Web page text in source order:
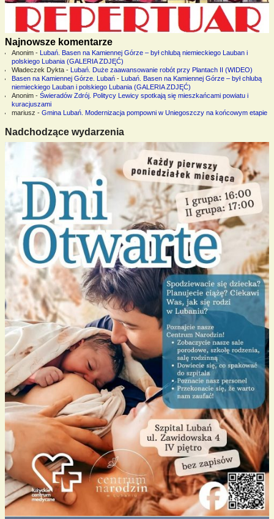
Najnowsze komentarze
Anonim-
Lubań. Basen na Kamiennej Górze – był chlubą niemieckiego Lauban i
polskiego Lubania (GALERIA ZDJĘĆ)
Władeczek Dykta-
Lubań. Duże zaawansowanie robót przy Plantach II (WIDEO)
Basen na Kamiennej Górze. Lubań-
Lubań. Basen na Kamiennej Górze – był chlubą
niemieckiego Lauban i polskiego Lubania (GALERIA ZDJĘĆ)
Anonim- Świeradów Zdrój. Politycy Lewicy spotkają się mieszkańcami powiatu i
kuracjuszami
mariusz - Gmina Lubań. Modernizacja pompowni w Uniegoszczy na końcowym etapie
Nadchodzące wydarzenia